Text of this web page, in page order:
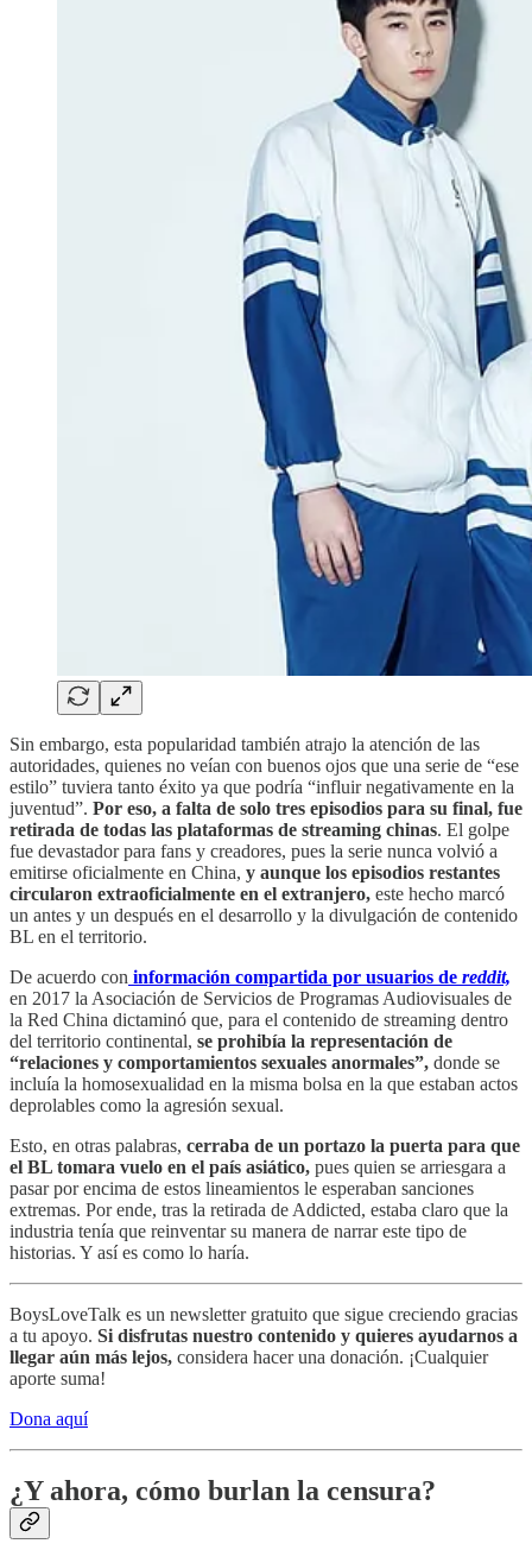
Sin embargo, esta popularidad también atrajo la atención de las
autoridades, quienes no veían con buenos ojos que una serie de “ese
estilo” tuviera tanto éxito ya que podría “influir negativamente en la
juventud”. Por eso, a falta de solo tres episodios para su final, fue
retirada de todas las plataformas de streaming chinas. El golpe
fue devastador para fans y creadores, pues la serie nunca volvió a
emitirse oficialmente en China, y aunque los episodios restantes
circularon extraoficialmente en el extranjero, este hecho marcó
un antes y un después en el desarrollo y la divulgación de contenido
BL en el territorio.
De acuerdo con información compartida por usuarios de reddit,
en 2017 la Asociación de Servicios de Programas Audiovisuales de
la Red China dictaminó que, para el contenido de streaming dentro
del territorio continental, se prohibía la representación de
“relaciones y comportamientos sexuales anormales”, donde se
incluía la homosexualidad en la misma bolsa en la que estaban actos
deprolables como la agresión sexual.
Esto, en otras palabras, cerraba de un portazo la puerta para que
el BL tomara vuelo en el país asiático, pues quien se arriesgara a
pasar por encima de estos lineamientos le esperaban sanciones
extremas. Por ende, tras la retirada de Addicted, estaba claro que la
industria tenía que reinventar su manera de narrar este tipo de
historias. Y así es como lo haría.
BoysLoveTalk es un newsletter gratuito que sigue creciendo gracias
a tu apoyo. Si disfrutas nuestro contenido y quieres ayudarnos a
llegar aún más lejos, considera hacer una donación. ¡Cualquier
aporte suma!
Dona aquí
¿Y ahora, cómo burlan la censura?